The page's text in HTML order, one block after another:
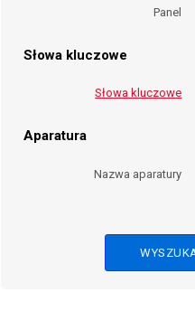
Panel
Słowa kluczowe
Słowa kluczowe
Aparatura
Nazwa aparatury